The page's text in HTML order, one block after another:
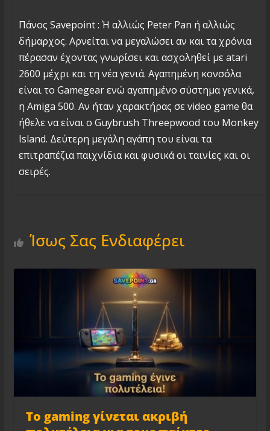
Πάνος Savepoint : Ή αλλιώς Peter Pan ή αλλιώς
δήμαρχος. Αρνείται να μεγαλώσει αν και τα χρόνια
πέρασαν έχοντας γνωρίσει και ασχοληθεί με atari
2600 μέχρι και τη νέα γενιά. Αγαπημένη κονσόλα
είναι το Gamegear ενώ αγαπημένο σύστημα γενικά,
η Amiga 500. Αν ήταν χαρακτήρας σε video game θα
ήθελε να είναι ο Guybrush Threepwood του Monkey
Island. Δεύτερη μεγάλη αγάπη του είναι τα
επιτραπέζια παιχνίδια και φυσικά οι ταινίες και οι
σειρές.
Ίσως Σας Ενδιαφέρει
Το gaming γίνεται ακριβή